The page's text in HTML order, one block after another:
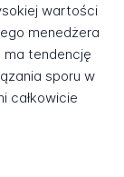
wartości
menedżera
tendencję
sporu w
całkowicie